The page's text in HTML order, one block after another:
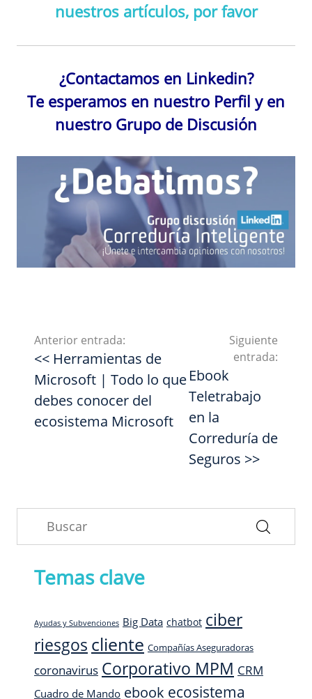
nuestros artículos, por favor
¿Contactamos en Linkedin?
Te esperamos en nuestro Perfil y en
nuestro Grupo de Discusión
Anterior entrada:
<< Herramientas de
Microsoft | Todo lo que
debes conocer del
ecosistema Microsoft
Siguiente
entrada:
Ebook
Teletrabajo
en la
Correduría de
Seguros >>
Temas clave
Ayudas y Subvenciones Big Data chatbot ciber
riesgos cliente Compañías Aseguradoras
coronavirus Corporativo MPM CRM
Cuadro de Mando ebook ecosistema